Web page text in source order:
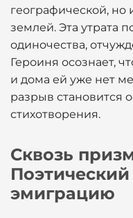
географической, но
землей. Эта утрата
одиночества,
Героиня осознает,
и дома ей уже нет
разрыв становится
стихотворения.
Сквозь
Поэтический
эмиграцию